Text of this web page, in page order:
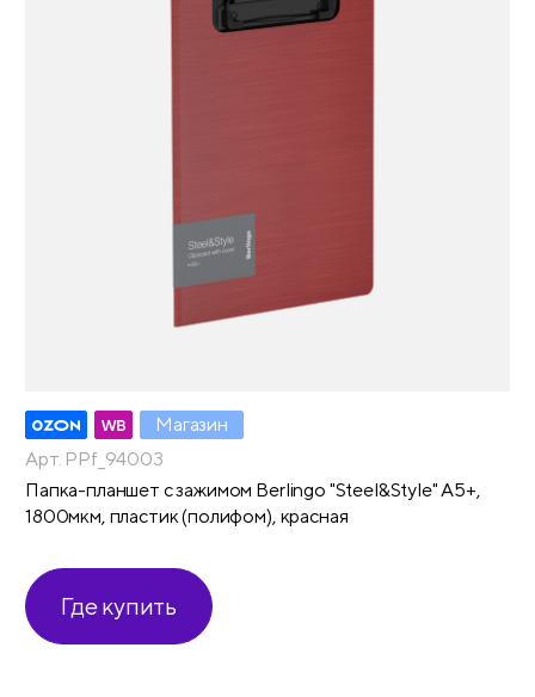
Магазин
Арт. PPf_94003
Папка-планшет с зажимом Berlingo "Steel&Style" А5+,
1800мкм, пластик (полифом), красная
Где купить